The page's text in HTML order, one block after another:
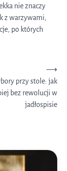
nie znaczy
z warzywami,
po których
przy stole: jak
bez rewolucji w
jadłospisie
⟶